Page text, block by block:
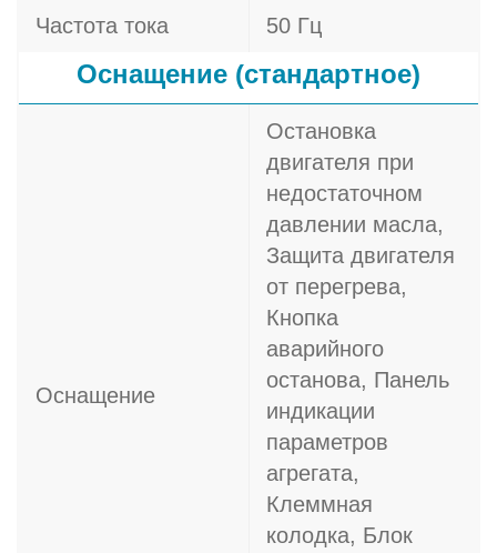
Частота тока 50 Гц
Оснащение (стандартное)
Оснащение
Остановка
двигателя при
недостаточном
давлении масла,
Защита двигателя
от перегрева,
Кнопка
аварийного
останова, Панель
индикации
параметров
агрегата,
Клеммная
колодка, Блок